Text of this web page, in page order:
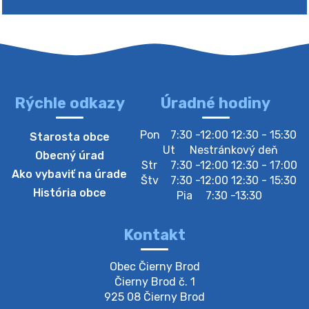
4. augusta 2026 10:05
Zberný dvor-Gyűjtőudvar
Oznamujeme obyvateľom, že v stredu 05. augusta
bude zberný dvor zatvorený. Értesítjük a lakosokat,
hogy szerdán augusztus 05-én a gyűjtőudvar zárva
lesz https://ciernybrod.sk?p=214…
Zber separovaného odpadu plastu-
Szeparált műanya…
Oznamujeme obyvateľom, že v stredu 05. augusta
prebehne zber separovaného odpadu plastu. Prosíme
Rýchle odkazy
Starosta obce
Obecný úrad
Ako vybaviť na úrade
História obce
Úradné hodiny
Pon
7:30 -12:00 12:30 - 15:30
Ut
Nestránkový deň
Str
7:30 -12:00 12:30 - 17:00
Štv
7:30 -12:00 12:30 - 15:30
Pia
7:30 -13:30
Kontakt
Obec Čierny Brod
Čierny Brod č. 1
925 08 Čierny Brod